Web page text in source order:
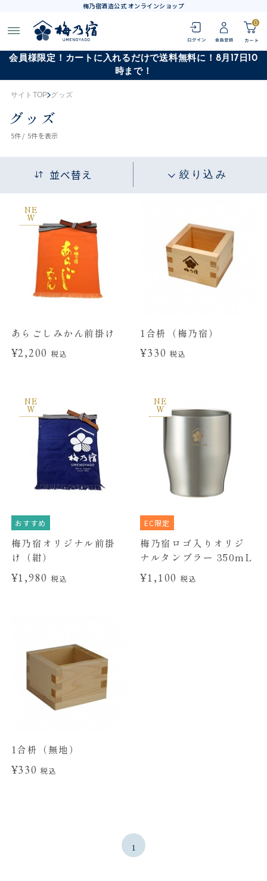
梅乃宿酒造公式 オンラインショップ
0
会員様限定！カートに入れるだけで送料無料に！8月17日10
時まで！
サイトTOP グッズ
グッズ
5件 / 5件を表示
並べ替え 絞り込み
NE
W
あらごしみかん前掛け
¥2,200税込
1合枡（梅乃宿）
¥330税込
NE
W
おすすめ
梅乃宿オリジナル前掛
け（紺）
¥1,980税込
NE
W
EC限定
梅乃宿ロゴ入りオリジ
ナルタンブラー 350mL
¥1,100 税込
1合枡（無地）
¥330税込
1